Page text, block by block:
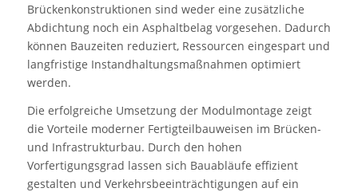
Brückenkonstruktionen sind weder eine zusätzliche
Abdichtung noch ein Asphaltbelag vorgesehen. Dadurch
können Bauzeiten reduziert, Ressourcen eingespart und
langfristige Instandhaltungsmaßnahmen optimiert
werden.
Die erfolgreiche Umsetzung der Modulmontage zeigt
die Vorteile moderner Fertigteilbauweisen im Brücken-
und Infrastrukturbau. Durch den hohen
Vorfertigungsgrad lassen sich Bauabläufe effizient
gestalten und Verkehrsbeeinträchtigungen auf ein